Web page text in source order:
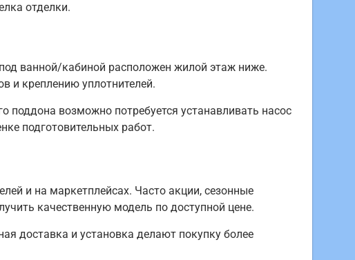
отделки.
ванной/кабиной расположен жилой этаж ниже.
и креплению уплотнителей.
поддона возможно потребуется устанавливать насос
подготовительных работ.
и на маркетплейсах. Часто акции, сезонные
качественную модель по доступной цене.
доставка и установка делают покупку более